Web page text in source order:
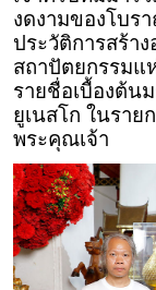
งดงามของโบร
ประวัติการสร้า
สถาปัตยกรรม
รายชื่อเบื้องต้น
ยูเนสโก ในรา
พระคุณเจ้า